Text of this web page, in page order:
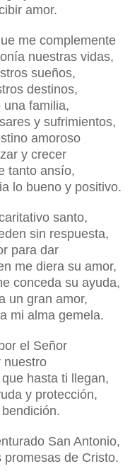
amor.
me complemente
nuestras vidas,
sueños,
destinos,
una familia,
y sufrimientos,
amoroso
y crecer
tanto ansío,
lo bueno y positivo.
santo,
sin respuesta,
para dar
me diera su amor,
conceda su ayuda,
un gran amor,
mi alma gemela.
el Señor
nuestro
hasta ti llegan,
y protección,
San Antonio,
de Cristo.